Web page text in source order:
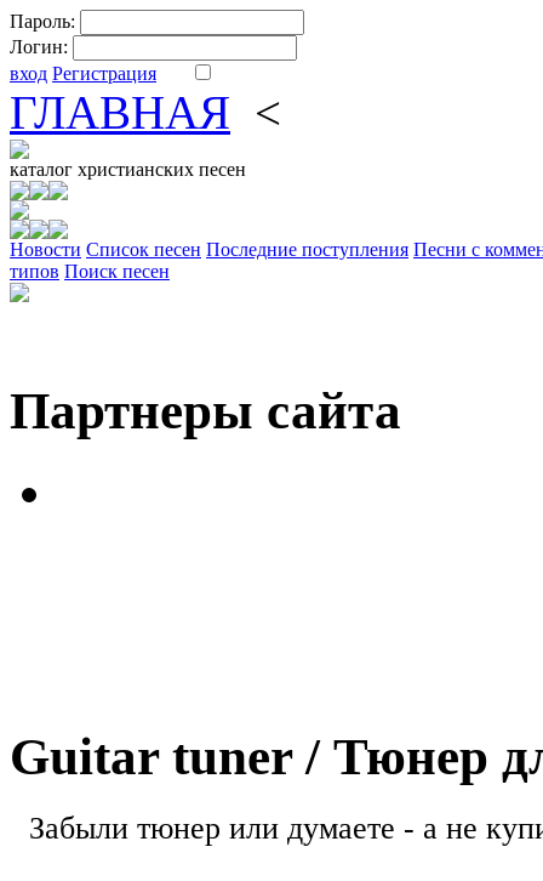
Пароль:
Логин:
вход Регистрация
ГЛАВНАЯ <
каталог христианских песен
Новости Cписок песен Последние поступления Песни с
типов Поиск песен
Партнеры сайта
Guitar tuner / Тюнер
Забыли тюнер или думаете - а не